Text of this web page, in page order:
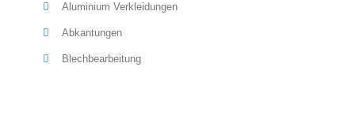
Aluminium Verkleidungen
Abkantungen
Blechbearbeitung